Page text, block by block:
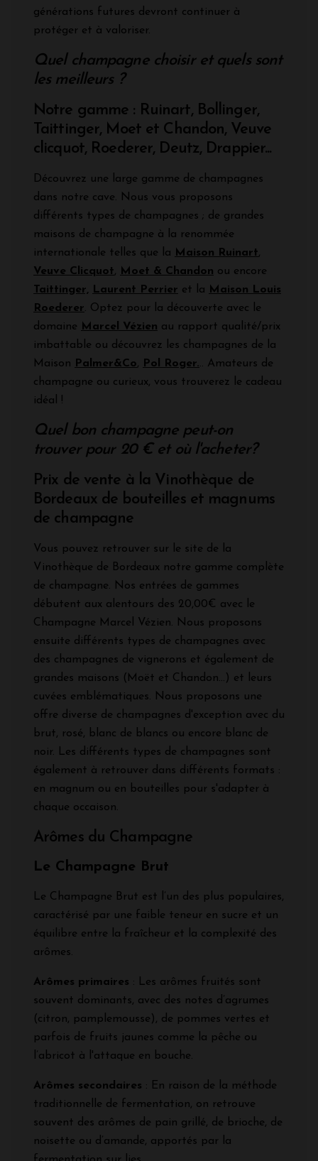
générations futures devront continuer à
protéger et à valoriser.
Quel champagne choisir et quels sont
les meilleurs ?
Notre gamme : Ruinart, Bollinger,
Taittinger, Moet et Chandon, Veuve
clicquot, Roederer, Deutz, Drappier...
Découvrez une large gamme de champagnes
dans notre cave. Nous vous proposons
différents types de champagnes ; de grandes
maisons de champagne à la renommée
internationale telles que la Maison Ruinart,
Veuve Clicquot, Moet & Chandon ou encore
Taittinger,
Laurent Perrier et la Maison Louis
Roederer. Optez pour la découverte avec le
domaine Marcel Vézien au rapport qualité/prix
imbattable ou découvrez les champagnes de la
Maison
Palmer&Co, Pol Roger... Amateurs de
champagne ou curieux, vous trouverez le cadeau
idéal !
Quel bon champagne peut-on
trouver pour 20 € et où l'acheter?
Prix de vente à la Vinothèque de
Bordeaux de bouteilles et magnums
de champagne
Vous pouvez retrouver sur le site de la
Vinothèque de Bordeaux notre gamme complète
de champagne. Nos entrées de gammes
débutent aux alentours des 20,00€ avec le
Champagne Marcel Vézien. Nous proposons
ensuite différents types de champagnes avec
des champagnes de vignerons et également de
grandes maisons (Moët et Chandon...) et leurs
cuvées emblématiques. Nous proposons une
offre diverse de champagnes d'exception avec du
brut, rosé, blanc de blancs ou encore blanc de
noir. Les différents types de champagnes sont
également à retrouver dans différents formats :
en magnum ou en bouteilles pour s'adapter à
chaque occaison.
Arômes du Champagne
Le Champagne Brut
Le Champagne Brut est l’un des plus populaires,
caractérisé par une faible teneur en sucre et un
équilibre entre la fraîcheur et la complexité des
arômes.
Arômes primaires : Les arômes fruités sont
souvent dominants, avec des notes d’agrumes
(citron, pamplemousse), de pommes vertes et
parfois de fruits jaunes comme la pêche ou
l’abricot à l'attaque en bouche.
Arômes secondaires : En raison de la méthode
traditionnelle de fermentation, on retrouve
souvent des arômes de pain grillé, de brioche, de
noisette ou d’amande, apportés par la